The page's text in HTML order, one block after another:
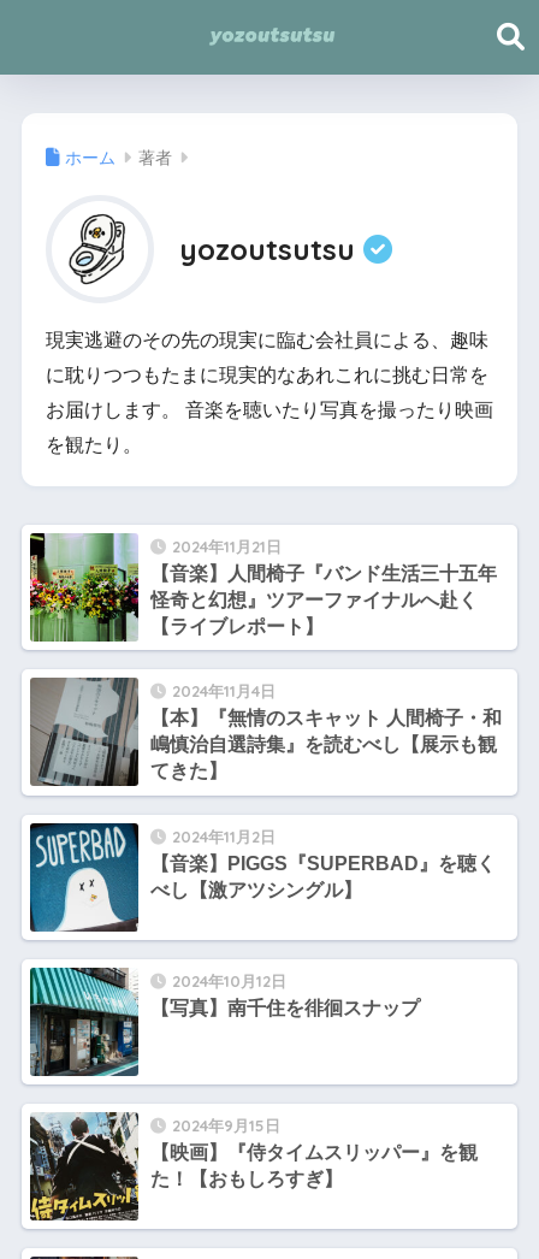
ホーム 著者
yozoutsutsu
現実逃避のその先の現実に臨む会社員による、趣味
に耽りつつもたまに現実的なあれこれに挑む日常を
お届けします。 音楽を聴いたり写真を撮ったり映画
を観たり。
2024年11月21日
【音楽】人間椅子『バンド生活三十五年
怪奇と幻想』ツアーファイナルへ赴く
【ライブレポート】
2024年11月4日
【本】『無情のスキャット 人間椅子・和
嶋慎治自選詩集』を読むべし【展示も観
てきた】
2024年11月2日
【音楽】PIGGS『SUPERBAD』を聴く
べし【激アツシングル】
2024年10月12日
【写真】南千住を徘徊スナップ
2024年9月15日
【映画】『侍タイムスリッパー』を観
た！【おもしろすぎ】